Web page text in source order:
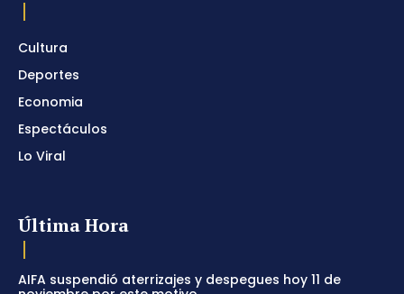
Cultura
Deportes
Economia
Espectáculos
Lo Viral
Última Hora
AIFA suspendió aterrizajes y despegues hoy 11 de